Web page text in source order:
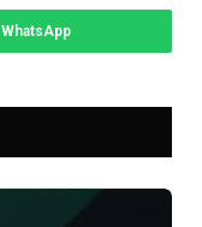
WhatsApp